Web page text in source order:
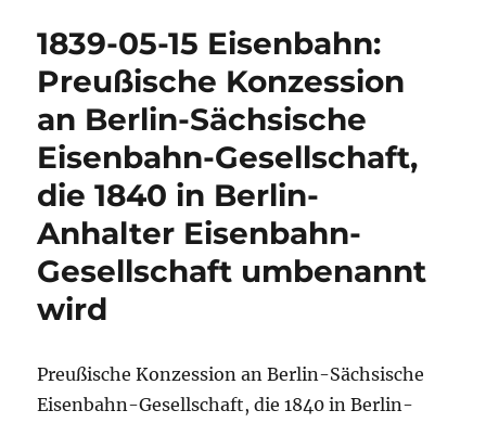
1839-05-15 Eisenbahn:
Preußische Konzession
an Berlin-Sächsische
Eisenbahn-Gesellschaft,
die 1840 in Berlin-
Anhalter Eisenbahn-
Gesellschaft umbenannt
wird
Preußische Konzession an Berlin-Sächsische
Eisenbahn-Gesellschaft, die 1840 in Berlin-